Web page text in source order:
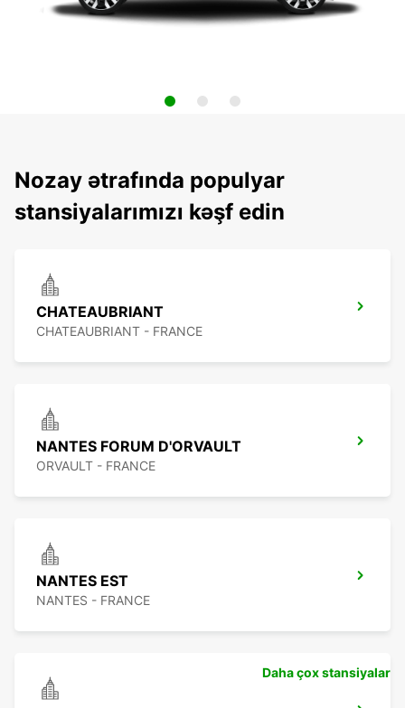
Nozay ətrafında populyar
stansiyalarımızı kəşf edin
CHATEAUBRIANT
CHATEAUBRIANT - FRANCE
NANTES FORUM D'ORVAULT
ORVAULT - FRANCE
NANTES EST
NANTES - FRANCE
Daha çox stansiyalar